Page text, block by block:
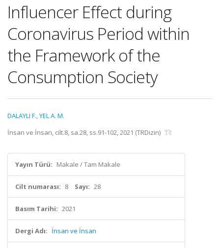
Influencer Effect during
Coronavirus Period within
the Framework of the
Consumption Society
DALAYLI F.,YEL A. M.
İnsan ve İnsan, cilt.8, sa.28, ss.91-102, 2021 (TRDizin)
Yayın Türü: Makale / Tam Makale
Cilt numarası: 8 Sayı: 28
Basım Tarihi: 2021
Dergi Adı: İnsan ve İnsan